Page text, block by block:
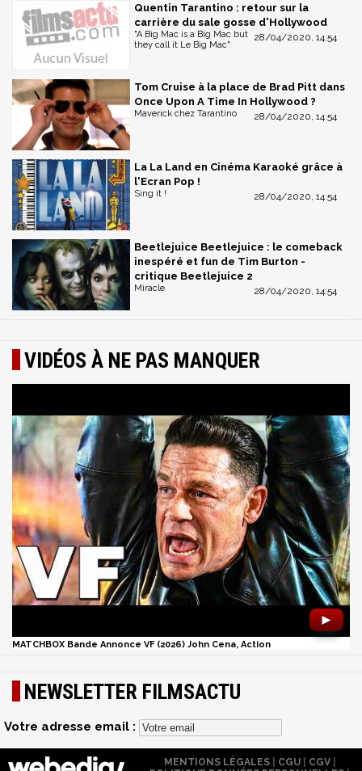
Quentin Tarantino : retour sur la
carrière du sale gosse d'Hollywood
28/04/2020, 14:54
"A Big Mac is a Big Mac but
they call it Le Big Mac"
Tom Cruise à la place de Brad Pitt dans
Once Upon A Time In Hollywood ?
28/04/2020, 14:54
Maverick chez Tarantino
La La Land en Cinéma Karaoké grâce à
l'Ecran Pop !
28/04/2020, 14:54
Sing it !
Beetlejuice Beetlejuice : le comeback
inespéré et fun de Tim Burton -
critique Beetlejuice 2
28/04/2020, 14:54
Miracle
VIDÉOS À NE PAS MANQUER
►
MATCHBOX Bande Annonce VF (2026) John Cena, Action
NEWSLETTER FILMSACTU
Votre adresse email :
MENTIONS LÉGALES| CGU| CGV|